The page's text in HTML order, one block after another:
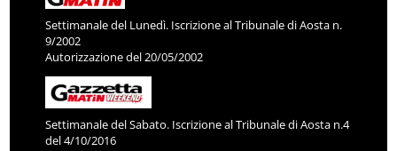
Settimanale del Lunedì. Iscrizione al Tribunale di Aosta n.
9/2002
Autorizzazione del 20/05/2002
Settimanale del Sabato. Iscrizione al Tribunale di Aosta n.4
del 4/10/2016